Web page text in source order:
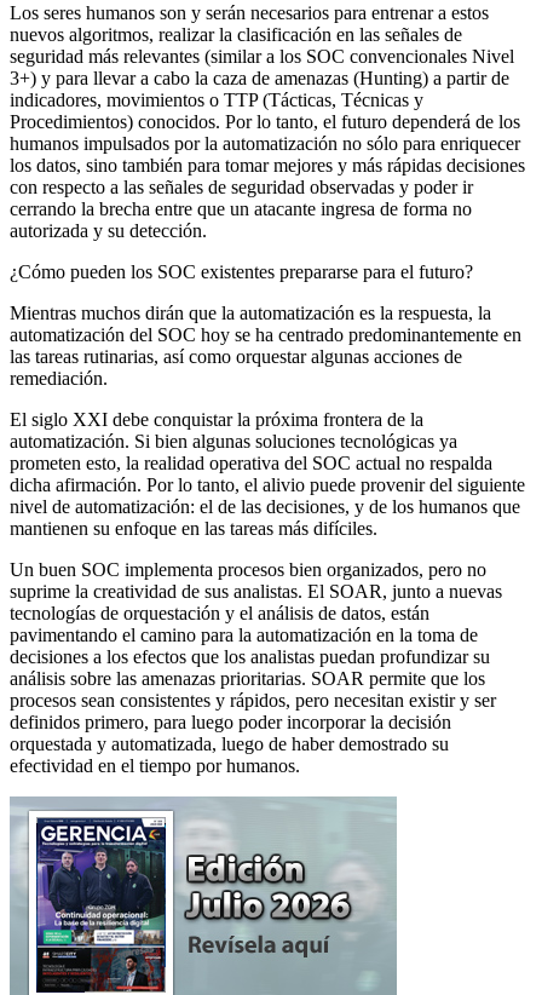
Los seres humanos son y serán necesarios para entrenar a estos
nuevos algoritmos, realizar la clasificación en las señales de
seguridad más relevantes (similar a los SOC convencionales Nivel
3+) y para llevar a cabo la caza de amenazas (Hunting) a partir de
indicadores, movimientos o TTP (Tácticas, Técnicas y
Procedimientos) conocidos. Por lo tanto, el futuro dependerá de los
humanos impulsados por la automatización no sólo para enriquecer
los datos, sino también para tomar mejores y más rápidas decisiones
con respecto a las señales de seguridad observadas y poder ir
cerrando la brecha entre que un atacante ingresa de forma no
autorizada y su detección.
¿Cómo pueden los SOC existentes prepararse para el futuro?
Mientras muchos dirán que la automatización es la respuesta, la
automatización del SOC hoy se ha centrado predominantemente en
las tareas rutinarias, así como orquestar algunas acciones de
remediación.
El siglo XXI debe conquistar la próxima frontera de la
automatización. Si bien algunas soluciones tecnológicas ya
prometen esto, la realidad operativa del SOC actual no respalda
dicha afirmación. Por lo tanto, el alivio puede provenir del siguiente
nivel de automatización: el de las decisiones, y de los humanos que
mantienen su enfoque en las tareas más difíciles.
Un buen SOC implementa procesos bien organizados, pero no
suprime la creatividad de sus analistas. El SOAR, junto a nuevas
tecnologías de orquestación y el análisis de datos, están
pavimentando el camino para la automatización en la toma de
decisiones a los efectos que los analistas puedan profundizar su
análisis sobre las amenazas prioritarias. SOAR permite que los
procesos sean consistentes y rápidos, pero necesitan existir y ser
definidos primero, para luego poder incorporar la decisión
orquestada y automatizada, luego de haber demostrado su
efectividad en el tiempo por humanos.